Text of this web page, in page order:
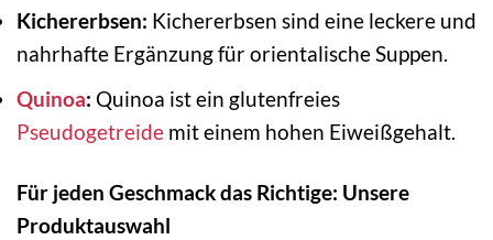
Kichererbsen: Kichererbsen sind eine leckere und
nahrhafte Ergänzung für orientalische Suppen.
Quinoa: Quinoa ist ein glutenfreies
Pseudogetreide mit einem hohen Eiweißgehalt.
Für jeden Geschmack das Richtige: Unsere
Produktauswahl